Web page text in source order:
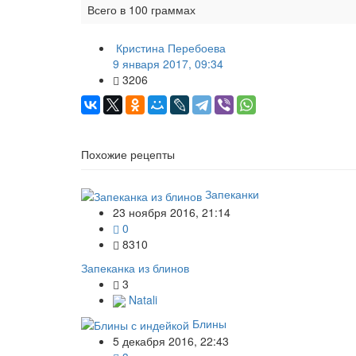
Всего в 100 граммах
Кристина Перебоева
9 января 2017, 09:34
3206
Похожие рецепты
Запеканки
23 ноября 2016, 21:14
0
8310
Запеканка из блинов
3
Natali
Блины
5 декабря 2016, 22:43